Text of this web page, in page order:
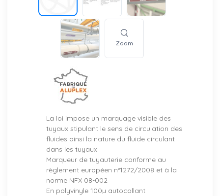
Zoom
La loi impose un marquage visible des
tuyaux stipulant le sens de circulation des
fluides ainsi la nature du fluide circulant
dans les tuyaux
Marqueur de tuyauterie conforme au
règlement européen n°1272/2008 et à la
norme NFX 08-002
En polyvinyle 100µ autocollant